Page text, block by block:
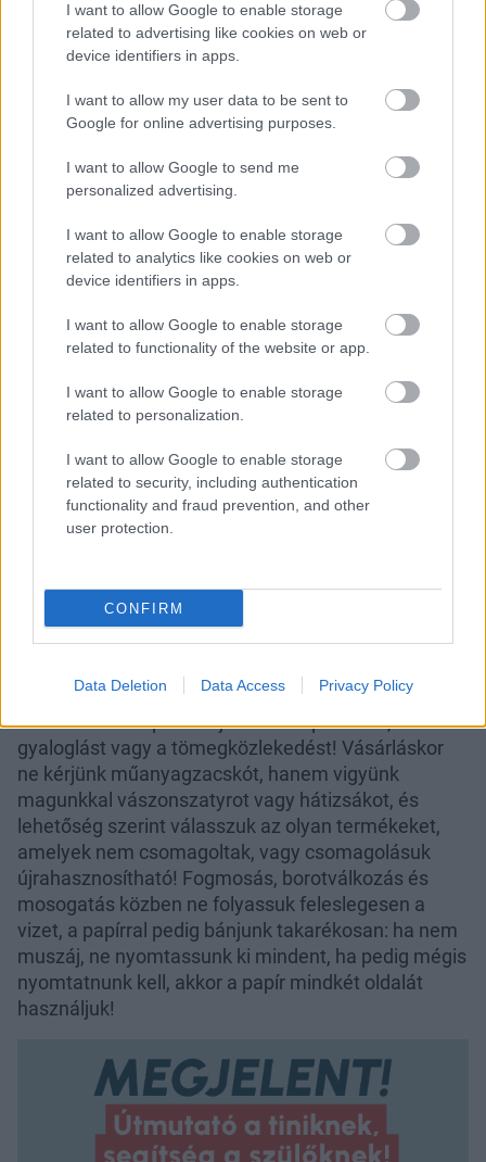
I want to allow Google to enable storage
related to advertising like cookies on web or
device identifiers in apps.
I want to allow my user data to be sent to
Google for online advertising purposes.
I want to allow Google to send me
personalized advertising.
I want to allow Google to enable storage
related to analytics like cookies on web or
device identifiers in apps.
I want to allow Google to enable storage
related to functionality of the website or app.
I want to allow Google to enable storage
related to personalization.
I want to allow Google to enable storage
related to security, including authentication
functionality and fraud prevention, and other
user protection.
CONFIRM
Data Deletion Data Access Privacy Policy
egyéneket is. Meg kell védenünk erdeinket,
tengereinket és óceánjainkat, édesvizeinket,
valamint a vadvilágot, és a fenntartható fejlődés
irányába kell lépnünk.
Mit tehetünk? Íme, néhány
példa:
Ha világszerte fele ennyit autóznánk, akkor 12
nappal kitolhatnánk a Túlfogyasztás Világnapját.
Ha az emberiség szén-dioxid-kibocsátását 50%-kal
csökkentenénk, a Túlfogyasztás Világnapja 93
nappal később lenne a jelenleginél.
Ha a világon mindenki a felére csökkentené az
élelmiszerpazarlást, és minden ember annyi kalóriát
fogyasztana, amennyi a világátlag, akkor 38 nappal
később jönne el a kritikus nap.
Sokat tehetünk azért, hogy csökkentsük ökológiai
lábnyomunkat és ezáltal hozzájáruljunk
megfelelően szigeteljük otthonunkat: a rosszul
szigetelt falakon, tetőn, padlón keresztül a hő akár
50%-a is elszökhet, de ha csak 1 fokkal csökkentjük
szén-dioxidot is megtakaríthat évente. A
közlekedésben preferáljuk a kerékpározást,
gyaloglást vagy a tömegközlekedést! Vásárláskor
ne kérjünk műanyagzacskót, hanem vigyünk
magunkkal vászonszatyrot vagy hátizsákot, és
lehetőség szerint válasszuk az olyan termékeket,
amelyek nem csomagoltak, vagy csomagolásuk
újrahasznosítható! Fogmosás, borotválkozás és
mosogatás közben ne folyassuk feleslegesen a
vizet, a papírral pedig bánjunk takarékosan: ha nem
muszáj, ne nyomtassunk ki mindent, ha pedig mégis
nyomtatnunk kell, akkor a papír mindkét oldalát
használjuk!